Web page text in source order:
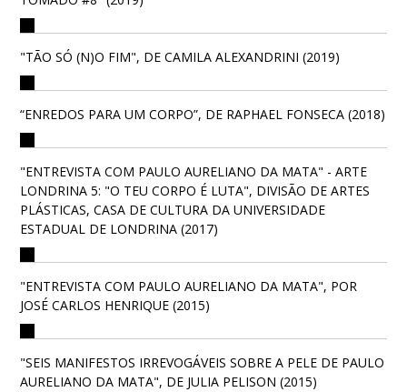
"TÃO SÓ (N)O FIM", DE CAMILA ALEXANDRINI (2019)
“ENREDOS PARA UM CORPO”, DE RAPHAEL FONSECA (2018)
"ENTREVISTA COM PAULO AURELIANO DA MATA" - ARTE
LONDRINA 5: "O TEU CORPO É LUTA", DIVISÃO DE ARTES
PLÁSTICAS, CASA DE CULTURA DA UNIVERSIDADE
ESTADUAL DE LONDRINA (2017)
"ENTREVISTA COM PAULO AURELIANO DA MATA", POR
JOSÉ CARLOS HENRIQUE (2015)
"SEIS MANIFESTOS IRREVOGÁVEIS SOBRE A PELE DE PAULO
AURELIANO DA MATA", DE JULIA PELISON (2015)